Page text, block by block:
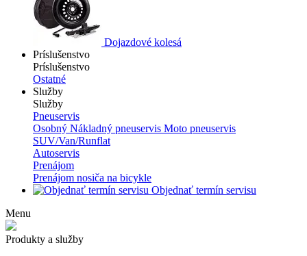
Dojazdové kolesá
Príslušenstvo
Príslušenstvo
Ostatné
Služby
Služby
Pneuservis
Osobný Nákladný pneuservis Moto pneuservis
SUV/Van/Runflat
Autoservis
Prenájom
Prenájom nosiča na bicykle
Objednať termín servisu
Menu
Produkty a služby